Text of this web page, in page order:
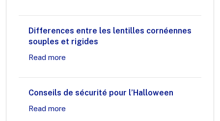
Differences entre les lentilles cornéennes
souples et rigides
Read more
Conseils de sécurité pour l’Halloween
Read more